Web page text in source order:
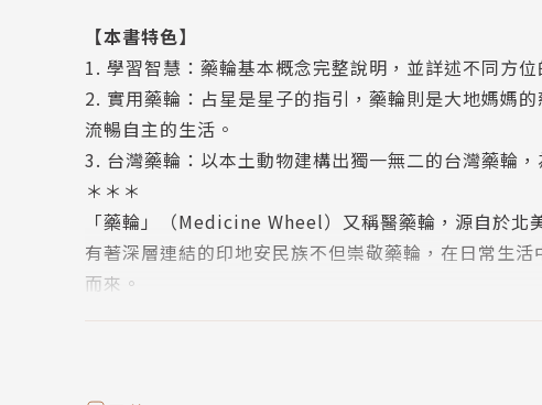
【本書特色】
1. 學習智慧：藥輪基本概念完整說明，並詳述不同方
2. 實用藥輪：占星是星子的指引，藥輪則是大地媽媽
流暢自主的生活。
3. 台灣藥輪：以本土動物建構出獨一無二的台灣藥輪
＊＊＊
「藥輪」（Medicine Wheel）又稱醫藥輪，源自於
有著深層連結的印地安民族不但崇敬藥輪，在日常生
而來。
流年、流月，都代表人生不同階段中的經歷。而印第
便能理解自己的天賦與優缺點，學習不同位置的守護